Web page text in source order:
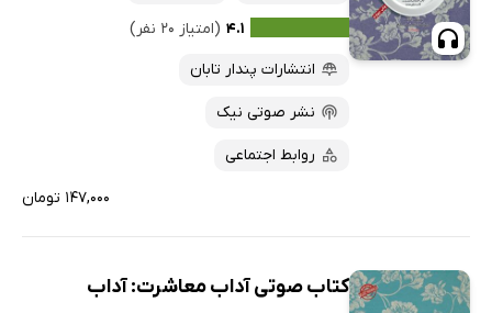
۴.۱ (امتیاز ۲۰ نفر)
انتشارات پندار تابان
نشر صوتی نیک
روابط اجتماعی
۱۴۷,۰۰۰ تومان
کتاب صوتی آداب معاشرت: آداب